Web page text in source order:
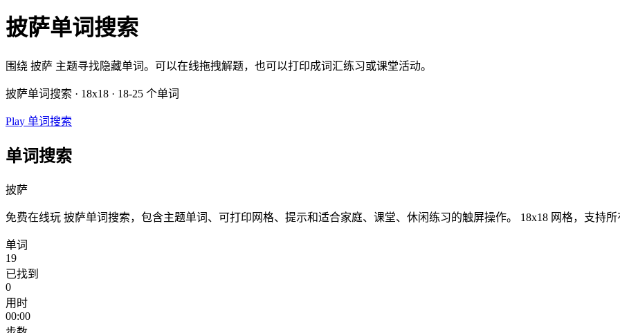
披萨单词搜索
围绕 披萨 主题寻找隐藏单词。可以在线拖拽解题，也可以打印成词汇练习或课堂活动。
披萨单词搜索 · 18x18 · 18-25 个单词
Play 单词搜索
单词搜索
披萨
免费在线玩 披萨单词搜索，包含主题单词、可打印网格、提示和适合家庭、课堂、休闲练习的触屏操作。 18x18 网格，支持
单词
19
已找到
0
用时
00:00